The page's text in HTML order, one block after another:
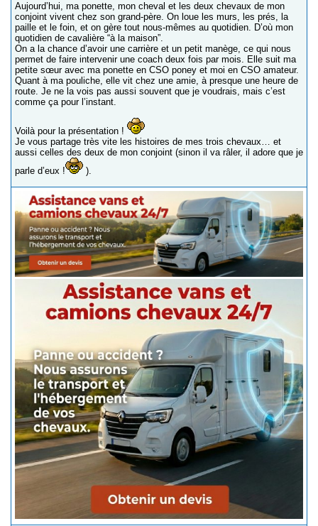
Aujourd’hui, ma ponette, mon cheval et les deux chevaux de mon
conjoint vivent chez son grand-père. On loue les murs, les prés, la
paille et le foin, et on gère tout nous-mêmes au quotidien. D’où mon
quotidien de cavalière “à la maison”.
On a la chance d’avoir une carrière et un petit manège, ce qui nous
permet de faire intervenir une coach deux fois par mois. Elle suit ma
petite sœur avec ma ponette en CSO poney et moi en CSO amateur.
Quant à ma pouliche, elle vit chez une amie, à presque une heure de
route. Je ne la vois pas aussi souvent que je voudrais, mais c’est
comme ça pour l’instant.
Voilà pour la présentation !
Je vous partage très vite les histoires de mes trois chevaux… et
aussi celles des deux de mon conjoint (sinon il va râler, il adore que je
parle d’eux !
).